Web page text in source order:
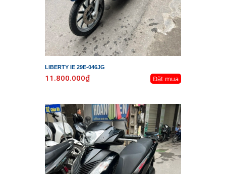
LIBERTY IE 29E-046JG
11.800.000₫ Đặt mua